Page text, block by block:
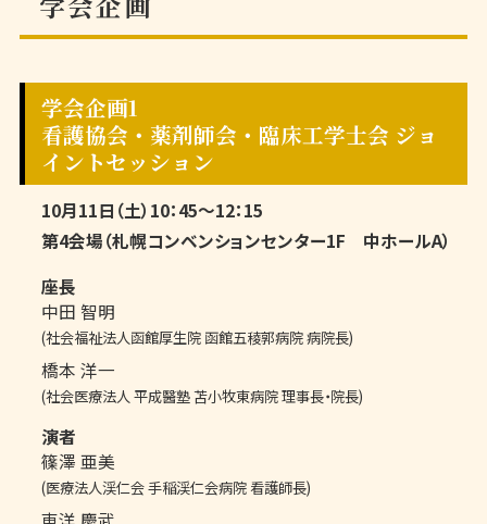
学会企画1
看護協会・薬剤師会・臨床工学士会 ジョ
イントセッション
10月11日（土）10：45～12：15
第4会場（札幌コンベンションセンター1F 中ホールA）
座長
中田 智明
(社会福祉法人函館厚生院 函館五稜郭病院 病院長)
橋本 洋一
(社会医療法人 平成醫塾 苫小牧東病院 理事長・院長)
演者
篠澤 亜美
(医療法人渓仁会 手稲渓仁会病院 看護師長)